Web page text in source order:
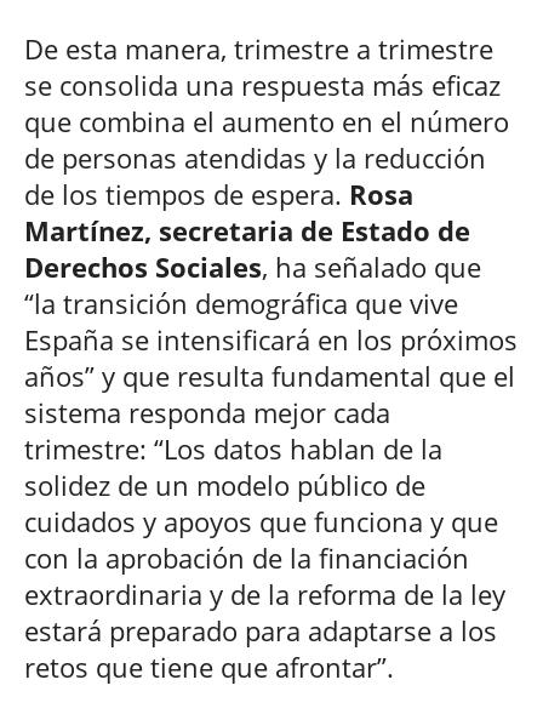
De esta manera, trimestre a trimestre
se consolida una respuesta más eficaz
que combina el aumento en el número
de personas atendidas y la reducción
de los tiempos de espera. Rosa
Martínez, secretaria de Estado de
Derechos Sociales, ha señalado que
“la transición demográfica que vive
España se intensificará en los próximos
años” y que resulta fundamental que el
sistema responda mejor cada
trimestre: “Los datos hablan de la
solidez de un modelo público de
cuidados y apoyos que funciona y que
con la aprobación de la financiación
extraordinaria y de la reforma de la ley
estará preparado para adaptarse a los
retos que tiene que afrontar”.